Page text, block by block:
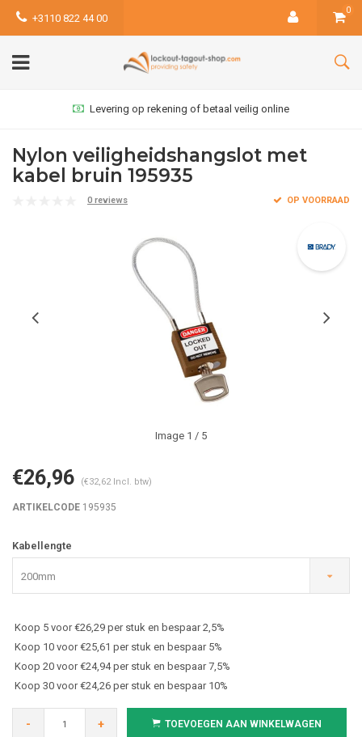
+3110 822 44 00
0
Levering op rekening of betaal veilig online
Nylon veiligheidshangslot met
kabel bruin 195935
0 reviews OP VOORRAAD
Image 1 / 5
€26,96 (€32,62 Incl. btw)
ARTIKELCODE 195935
Kabellengte
200mm
Koop 5 voor €26,29 per stuk en bespaar 2,5%
Koop 10 voor €25,61 per stuk en bespaar 5%
Koop 20 voor €24,94 per stuk en bespaar 7,5%
Koop 30 voor €24,26 per stuk en bespaar 10%
- + TOEVOEGEN AAN WINKELWAGEN